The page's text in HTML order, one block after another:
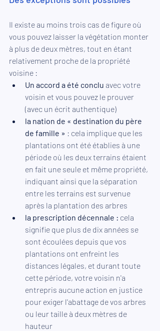
Il existe au moins trois cas de figure où
vous pouvez laisser la végétation monter
à plus de deux mètres, tout en étant
relativement proche de la propriété
voisine :
Un accord a été conclu avec votre
voisin et vous pouvez le prouver
(avec un écrit authentique)
la nation de « destination du père
de famille » : cela implique que les
plantations ont été établies à une
période où les deux terrains étaient
en fait une seule et même propriété,
indiquant ainsi que la séparation
entre les terrains est survenue
après la plantation des arbres
la prescription décennale : cela
signifie que plus de dix années se
sont écoulées depuis que vos
plantations ont enfreint les
distances légales, et durant toute
cette période, votre voisin n'a
entrepris aucune action en justice
pour exiger l'abattage de vos arbres
ou leur taille à deux mètres de
hauteur